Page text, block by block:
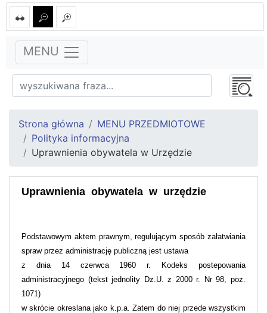
MENU
Strona główna
MENU PRZEDMIOTOWE
Polityka informacyjna
Uprawnienia obywatela w Urzędzie
Uprawnienia obywatela w urzędzie
Podstawowym aktem prawnym, regulującym sposób załatwiania
spraw przez administrację publiczną jest ustawa
z dnia 14 czerwca 1960 r. Kodeks postepowania
administracyjnego (tekst jednolity Dz.U. z 2000 r. Nr 98, poz.
1071)
w skrócie okreslana jako k.p.a. Zatem do niej przede wszystkim